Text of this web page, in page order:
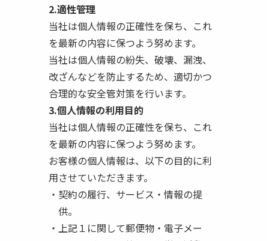
2.適性管理
当社は個人情報の正確性を保ち、これ
を最新の内容に保つよう努めます。
当社は個人情報の紛失、破壊、漏洩、
改ざんなどを防止するため、適切かつ
合理的な安全管対策を行います。
3.個人情報の利用目的
当社は個人情報の正確性を保ち、これ
を最新の内容に保つよう努めます。
お客様の個人情報は、以下の目的に利
用させていただきます。
契約の履行、サービス・情報の提
供。
上記１に関して郵便物・電子メー